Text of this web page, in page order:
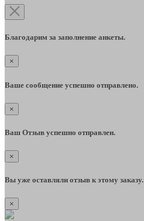
Благодарим за заполнение анкеты.
×
Ваше сообщение успешно отправлено.
×
Ваш Отзыв успешно отправлен.
×
Вы уже оставляли отзыв к этому заказу.
×